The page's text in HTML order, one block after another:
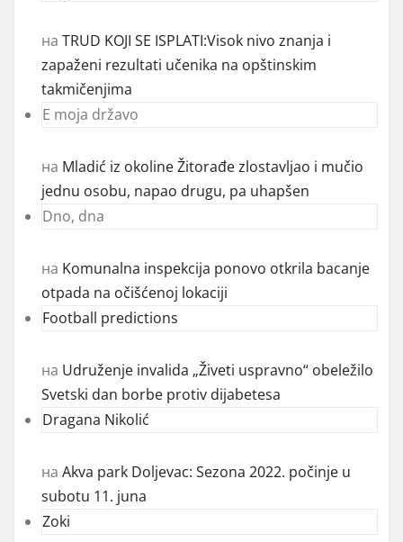
на TRUD KOJI SE ISPLATI:Visok nivo znanja i
zapaženi rezultati učenika na opštinskim
takmičenjima
E moja državo
на Mladić iz okoline Žitorađe zlostavljao i mučio
jednu osobu, napao drugu, pa uhapšen
Dno, dna
на Komunalna inspekcija ponovo otkrila bacanje
otpada na očišćenoj lokaciji
Football predictions
на Udruženje invalida „Živeti uspravno“ obeležilo
Svetski dan borbe protiv dijabetesa
Dragana Nikolić
на Akva park Doljevac: Sezona 2022. počinje u
subotu 11. juna
Zoki